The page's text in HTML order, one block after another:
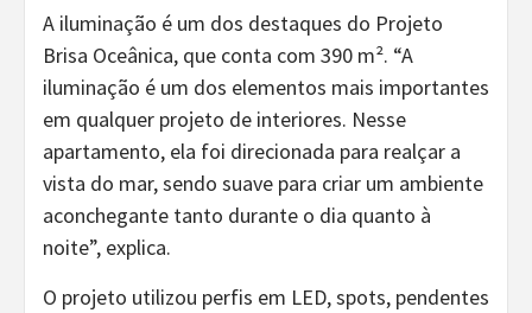
A iluminação é um dos destaques do Projeto
Brisa Oceânica, que conta com 390 m². “A
iluminação é um dos elementos mais importantes
em qualquer projeto de interiores. Nesse
apartamento, ela foi direcionada para realçar a
vista do mar, sendo suave para criar um ambiente
aconchegante tanto durante o dia quanto à
noite”, explica.
O projeto utilizou perfis em LED, spots, pendentes